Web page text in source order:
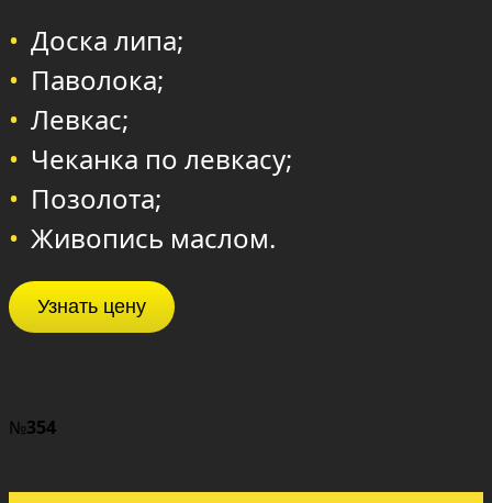
Доска липа;
Паволока;
Левкас;
Чеканка по левкасу;
Позолота;
Живопись маслом.
Узнать цену
№354